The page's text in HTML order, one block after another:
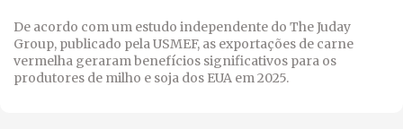
De acordo com um estudo independente do The Juday
Group, publicado pela USMEF, as exportações de carne
vermelha geraram benefícios significativos para os
produtores de milho e soja dos EUA em 2025.